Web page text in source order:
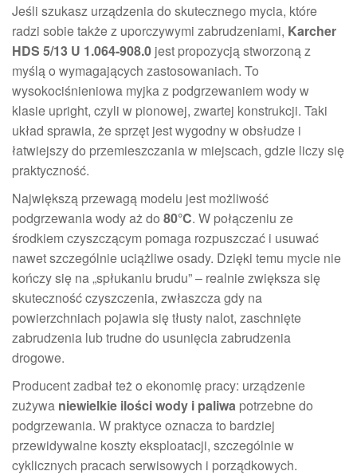
Jeśli szukasz urządzenia do skutecznego mycia, które
radzi sobie także z uporczywymi zabrudzeniami, Karcher
HDS 5/13 U 1.064-908.0 jest propozycją stworzoną z
myślą o wymagających zastosowaniach. To
wysokociśnieniowa myjka z podgrzewaniem wody w
klasie upright, czyli w pionowej, zwartej konstrukcji. Taki
układ sprawia, że sprzęt jest wygodny w obsłudze i
łatwiejszy do przemieszczania w miejscach, gdzie liczy się
praktyczność.
Największą przewagą modelu jest możliwość
podgrzewania wody aż do 80°C. W połączeniu ze
środkiem czyszczącym pomaga rozpuszczać i usuwać
nawet szczególnie uciążliwe osady. Dzięki temu mycie nie
kończy się na „spłukaniu brudu” – realnie zwiększa się
skuteczność czyszczenia, zwłaszcza gdy na
powierzchniach pojawia się tłusty nalot, zaschnięte
zabrudzenia lub trudne do usunięcia zabrudzenia
drogowe.
Producent zadbał też o ekonomię pracy: urządzenie
zużywa niewielkie ilości wody i paliwa potrzebne do
podgrzewania. W praktyce oznacza to bardziej
przewidywalne koszty eksploatacji, szczególnie w
cyklicznych pracach serwisowych i porządkowych.